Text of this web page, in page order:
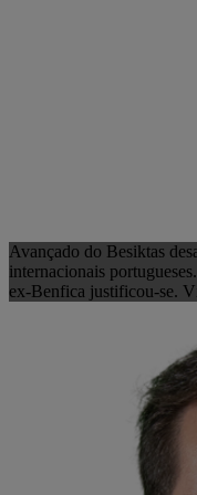
Avançado do Besiktas
internacionais
ex-Benfica justificou-se.